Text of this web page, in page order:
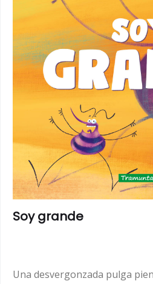
Soy grande
Una desvergonzada pulga